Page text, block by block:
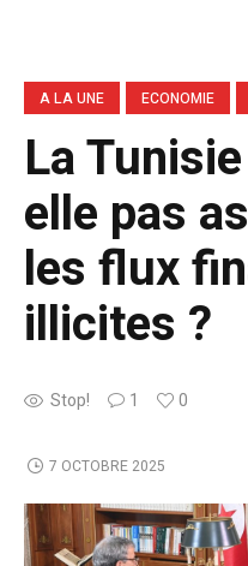
A LA UNE ECONOMIE
La
elle pas
les flux
illicites ?
Stop! 1 0
7 OCTOBRE 2025